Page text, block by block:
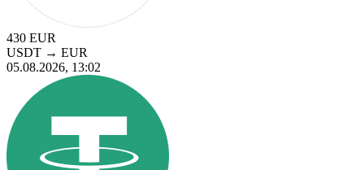
430 EUR
USDT → EUR
05.08.2026, 13:02